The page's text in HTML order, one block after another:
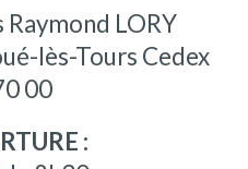
LORY
lès-Tours Cedex
00
: